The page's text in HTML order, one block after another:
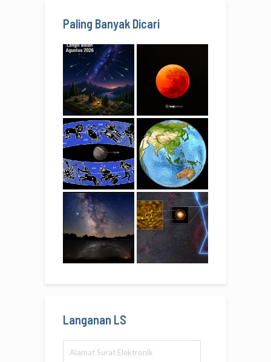
Paling Banyak Dicari
Langanan LS
Surat